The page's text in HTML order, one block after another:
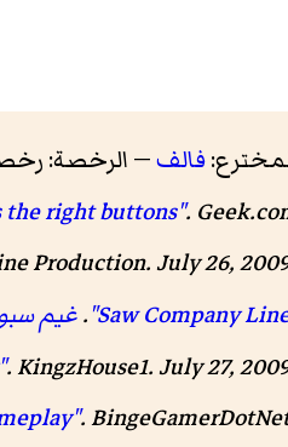
فالف— الرخصة:
the right buttons".
Production. July 26,
.غيم
. KingzHouse1. July 27,
.